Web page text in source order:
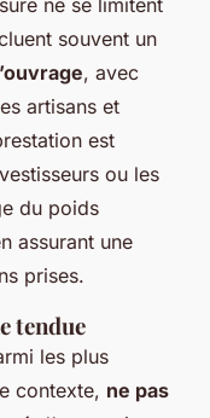
ne se limitent
souvent un
, avec
artisans et
est
ou les
du poids
assurant une
prises.
tendue
les plus
contexte, ne pas